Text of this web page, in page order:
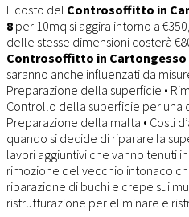
Il costo del Controsoffitto in
8 per 10mq si aggira intorno a
delle stesse dimensioni costerà
Controsoffitto in Cartongesso
saranno anche influenzati da
Preparazione della superficie •
Controllo della superficie per una
Preparazione della malta • Costi
quando si decide di riparare la
lavori aggiuntivi che vanno tenuti
rimozione del vecchio intonaco
riparazione di buchi e crepe sui
ristrutturazione per eliminare e